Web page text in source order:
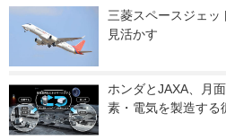
三菱スペースジェッ
見活かす
ホンダとJAXA、月
素・電気を製造する